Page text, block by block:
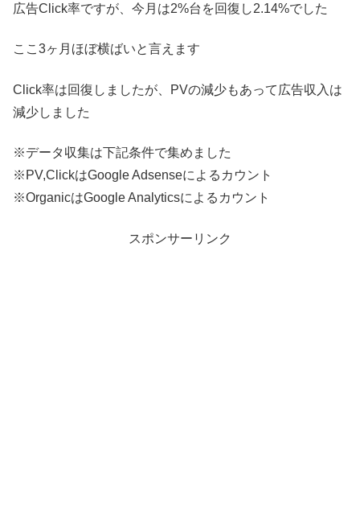
広告Click率ですが、今月は2%台を回復し2.14%でした
ここ3ヶ月ほぼ横ばいと言えます
Click率は回復しましたが、PVの減少もあって広告収入は
減少しました
※データ収集は下記条件で集めました
※PV,ClickはGoogle Adsenseによるカウント
※OrganicはGoogle Analyticsによるカウント
スポンサーリンク